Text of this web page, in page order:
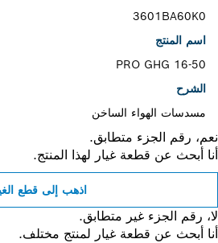
3601BA60K0
اسم المنتج
PRO GHG 16-50
الشرح
مسدسات الهواء الساخن
رقم الجزء متطابق.
أبحث عن قطعة غيار لهذا المنتج.
اذهب إلى قطع الغيار
رقم الجزء غير متطابق.
أبحث عن قطعة غيار لمنتج مختلف.